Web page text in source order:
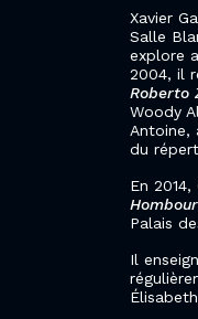
Xavier
Salle
explore
2004, il
Roberto
Woody
Antoine,
du
En
Palais
Il